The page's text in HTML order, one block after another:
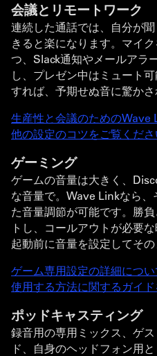
会議とリモートワーク
連続した通話では、自分が
きると楽になります。マイ
つ、Slack通知やメールアラ
し、プレゼン中はミュート
すれば、予期せぬ音に驚かさ
生産性と会議のためのWave
他の設定のコツをご覧くださ
ゲーミング
ゲームの音量は大きく、
な音量で。Wave Linkなら
た音量調節が可能です。勝
トし、コールアウトが必要
起動前に音量を設定してそ
ゲーム専用設定の詳細につ
使用する方法に関するガイ
ポッドキャスティング
録音用の専用ミックス、ゲ
ド、自身のヘッドフォン用